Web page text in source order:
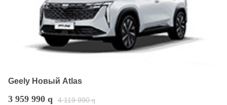
Geely Новый Atlas
3 959 990 q 4 119 990 q